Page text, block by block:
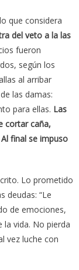
que considera
del veto a la las
fueron
según los
al arribar
las damas:
para ellas. Las
cortar caña,
final se impuso
Lo prometido
deudas: “Le
de emociones,
la vida. No pierda
vez luche con